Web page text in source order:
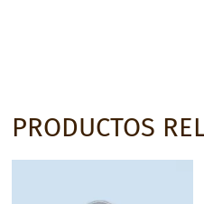
PRODUCTOS